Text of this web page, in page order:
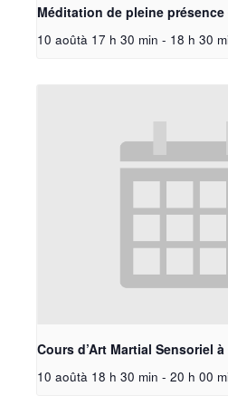
Méditation de pleine
10 aoûtà 17 h 30 min - 18 h 30
Cours d’Art Martial Sensoriel
10 aoûtà 18 h 30 min - 20 h 00